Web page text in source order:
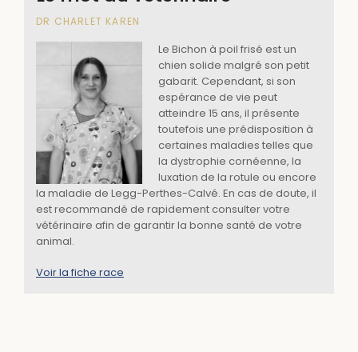
DR CHARLET KAREN
Le Bichon à poil frisé est un
chien solide malgré son petit
gabarit. Cependant, si son
espérance de vie peut
atteindre 15 ans, il présente
toutefois une prédisposition à
certaines maladies telles que
la dystrophie cornéenne, la
luxation de la rotule ou encore
la maladie de Legg-Perthes-Calvé. En cas de doute, il
est recommandé de rapidement consulter votre
vétérinaire afin de garantir la bonne santé de votre
animal.
Voir la fiche race